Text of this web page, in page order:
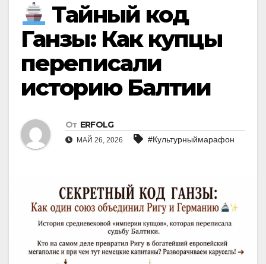
Тайный код
Ганзы: Как купцы
переписали
историю Балтии
От ERFOLG
МАЙ 26, 2026 #Культурныймарафон